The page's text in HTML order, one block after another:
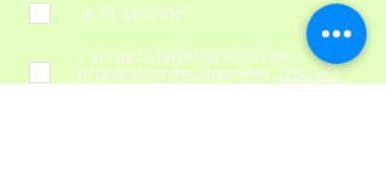
Je m´abonne
j´accepte ladéclaration de
protection des données. DSGVO